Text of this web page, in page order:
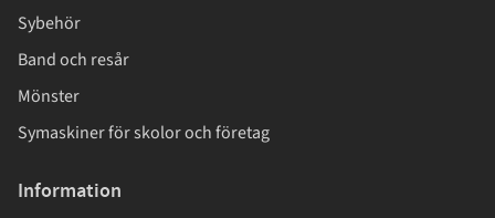
Sybehör
Band och resår
Mönster
Symaskiner för skolor och företag
Information